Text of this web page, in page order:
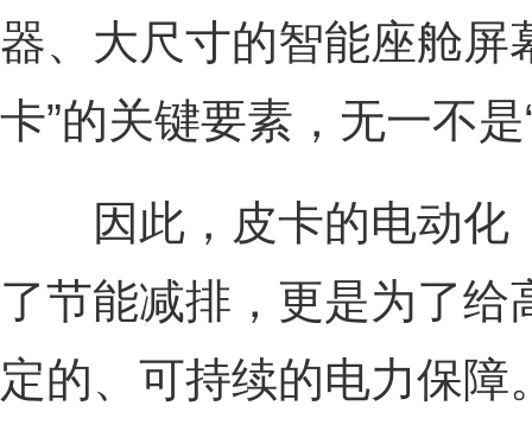
器、大尺寸的智能座舱
卡”的关键要素，无一不是
因此，皮卡的电动化
了节能减排，更是为了
定的、可持续的电力保障